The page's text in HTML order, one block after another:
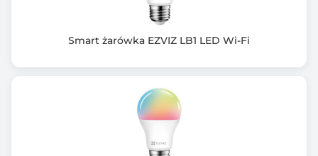
Wyjście adaptera: 12V/2A DC
Wydajność: ?83%
Wilgotność robocza: 0-85% RH
Całkowita ilość diod LED na taśmie: 150 sztuk
Ilość diod LED na 1 metr: 30 sztuk
Kolorystyka: pełnokolorowy RGB + ciepła biel
Smart żarówka EZVIZ LB1 LED Wi-Fi